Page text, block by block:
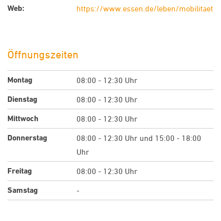
Web: https://www.essen.de/leben/mobilitaet/
Öffnungszeiten
Montag 08:00 - 12:30 Uhr
Dienstag 08:00 - 12:30 Uhr
Mittwoch 08:00 - 12:30 Uhr
Donnerstag
08:00 - 12:30 Uhr und 15:00 - 18:00
Uhr
Freitag 08:00 - 12:30 Uhr
Samstag -